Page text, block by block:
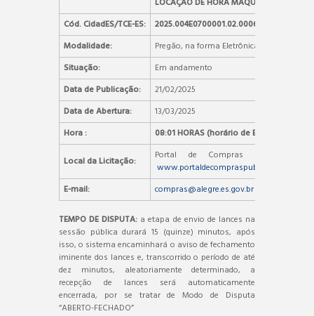
Cód. CidadES/TCE-ES:
2025.004E0700001.02.0006
Modalidade:
Pregão, na forma Eletrônica
Situação:
Em andamento
Data de Publicação:
21/02/2025
Data de Abertura:
13/03/2025
Hora :
08:01 HORAS (horário de Brasília)
Local da Licitação:
Portal de Compras Públicas –
www.portaldecompraspublicas.com.br
E-mail:
compras@alegre.es.gov.br
TEMPO DE DISPUTA: a etapa de envio de lances na
sessão pública durará 15 (quinze) minutos, após
isso, o sistema encaminhará o aviso de fechamento
iminente dos lances e, transcorrido o período de até
dez minutos, aleatoriamente determinado, a
recepção de lances será automaticamente
encerrada, por se tratar de Modo de Disputa
“ABERTO-FECHADO”